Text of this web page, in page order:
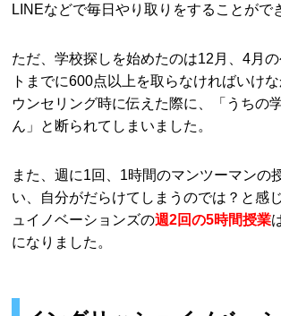
LINEなどで毎日やり取りをすることがで
ただ、学校探しを始めたのは12月、4月
トまでに600点以上を取らなければいけ
ウンセリング時に伝えた際に、「うちの
ん」と断られてしまいました。
また、週に1回、1時間のマンツーマンの
い、自分がだらけてしまうのでは？と感
ュイノベーションズの週2回の5時間授業
になりました。